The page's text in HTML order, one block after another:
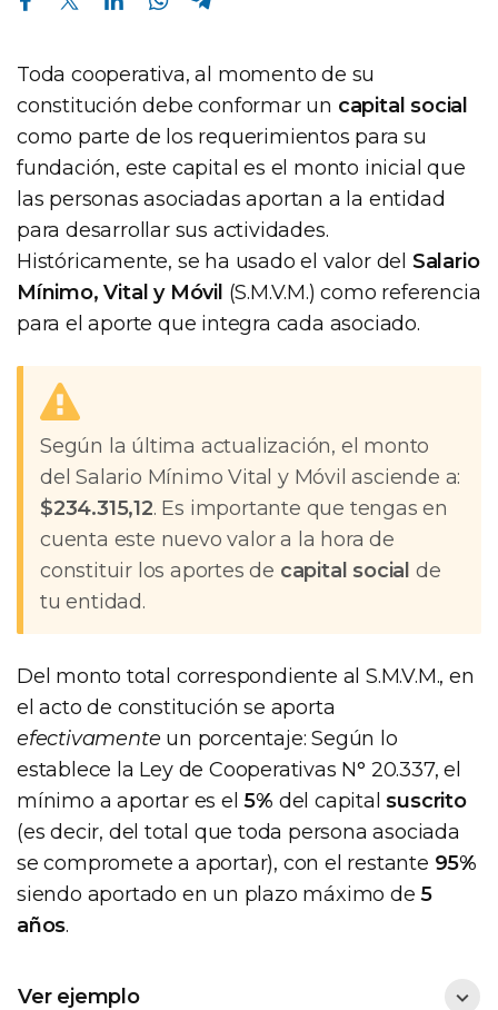
Toda cooperativa, al momento de su
constitución debe conformar un capital social
como parte de los requerimientos para su
fundación, este capital es el monto inicial que
las personas asociadas aportan a la entidad
para desarrollar sus actividades.
Históricamente, se ha usado el valor del Salario
Mínimo, Vital y Móvil (S.M.V.M.) como referencia
para el aporte que integra cada asociado.
Según la última actualización, el monto
del Salario Mínimo Vital y Móvil asciende a:
$234.315,12. Es importante que tengas en
cuenta este nuevo valor a la hora de
constituir los aportes de capital social de
tu entidad.
Del monto total correspondiente al S.M.V.M., en
el acto de constitución se aporta
efectivamente un porcentaje: Según lo
establece la Ley de Cooperativas N° 20.337, el
mínimo a aportar es el5% del capitalsuscrito
(es decir, del total que toda persona asociada
se compromete a aportar), con el restante 95%
siendo aportado en un plazo máximo de5
años.
Ver ejemplo